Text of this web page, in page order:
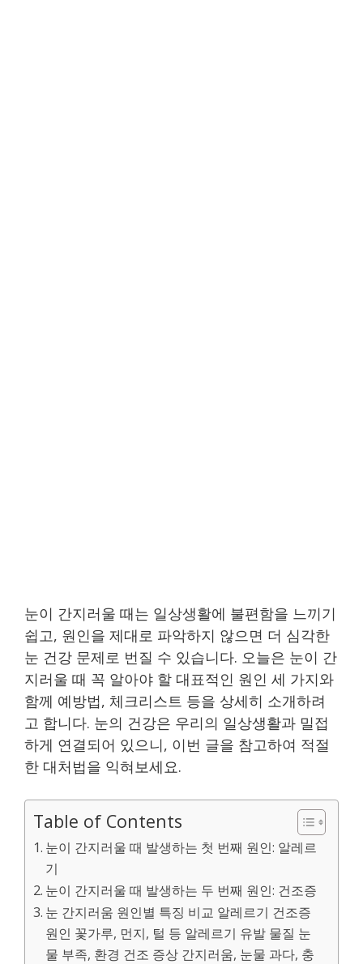
눈이 간지러울 때는 일상생활에 불편함을 느끼기
쉽고, 원인을 제대로 파악하지 않으면 더 심각한
눈 건강 문제로 번질 수 있습니다. 오늘은 눈이 간
지러울 때 꼭 알아야 할 대표적인 원인 세 가지와
함께 예방법, 체크리스트 등을 상세히 소개하려
고 합니다. 눈의 건강은 우리의 일상생활과 밀접
하게 연결되어 있으니, 이번 글을 참고하여 적절
한 대처법을 익혀보세요.
Table of Contents
눈이 간지러울 때 발생하는 첫 번째 원인: 알레르
기
눈이 간지러울 때 발생하는 두 번째 원인: 건조증
눈 간지러움 원인별 특징 비교 알레르기 건조증
원인 꽃가루, 먼지, 털 등 알레르기 유발 물질 눈
물 부족, 환경 건조 증상 간지러움, 눈물 과다, 충